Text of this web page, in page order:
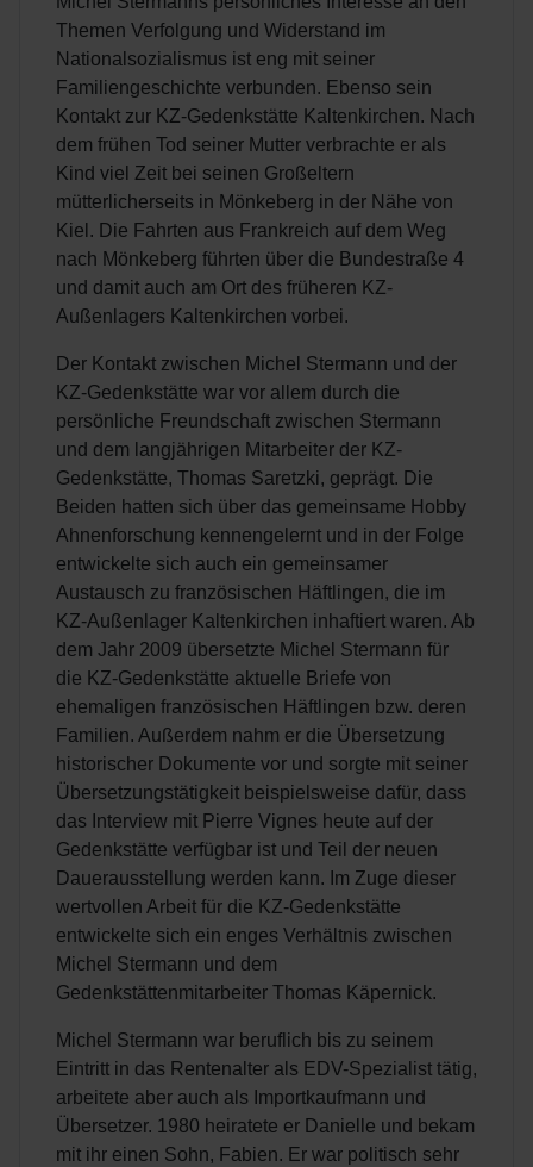
Themen Verfolgung und Widerstand im
Nationalsozialismus ist eng mit seiner
Familiengeschichte verbunden. Ebenso sein
Kontakt zur KZ-Gedenkstätte Kaltenkirchen. Nach
dem frühen Tod seiner Mutter verbrachte er als
Kind viel Zeit bei seinen Großeltern
mütterlicherseits in Mönkeberg in der Nähe von
Kiel. Die Fahrten aus Frankreich auf dem Weg
nach Mönkeberg führten über die Bundestraße 4
und damit auch am Ort des früheren KZ-
Außenlagers Kaltenkirchen vorbei.
Der Kontakt zwischen Michel Stermann und der
KZ-Gedenkstätte war vor allem durch die
persönliche Freundschaft zwischen Stermann
und dem langjährigen Mitarbeiter der KZ-
Gedenkstätte, Thomas Saretzki, geprägt. Die
Beiden hatten sich über das gemeinsame Hobby
Ahnenforschung kennengelernt und in der Folge
entwickelte sich auch ein gemeinsamer
Austausch zu französischen Häftlingen, die im
KZ-Außenlager Kaltenkirchen inhaftiert waren. Ab
dem Jahr 2009 übersetzte Michel Stermann für
die KZ-Gedenkstätte aktuelle Briefe von
ehemaligen französischen Häftlingen bzw. deren
Familien. Außerdem nahm er die Übersetzung
historischer Dokumente vor und sorgte mit seiner
Übersetzungstätigkeit beispielsweise dafür, dass
das Interview mit Pierre Vignes heute auf der
Gedenkstätte verfügbar ist und Teil der neuen
Dauerausstellung werden kann. Im Zuge dieser
wertvollen Arbeit für die KZ-Gedenkstätte
entwickelte sich ein enges Verhältnis zwischen
Michel Stermann und dem
Gedenkstättenmitarbeiter Thomas Käpernick.
Michel Stermann war beruflich bis zu seinem
Eintritt in das Rentenalter als EDV-Spezialist tätig,
arbeitete aber auch als Importkaufmann und
Übersetzer. 1980 heiratete er Danielle und bekam
mit ihr einen Sohn, Fabien. Er war politisch sehr